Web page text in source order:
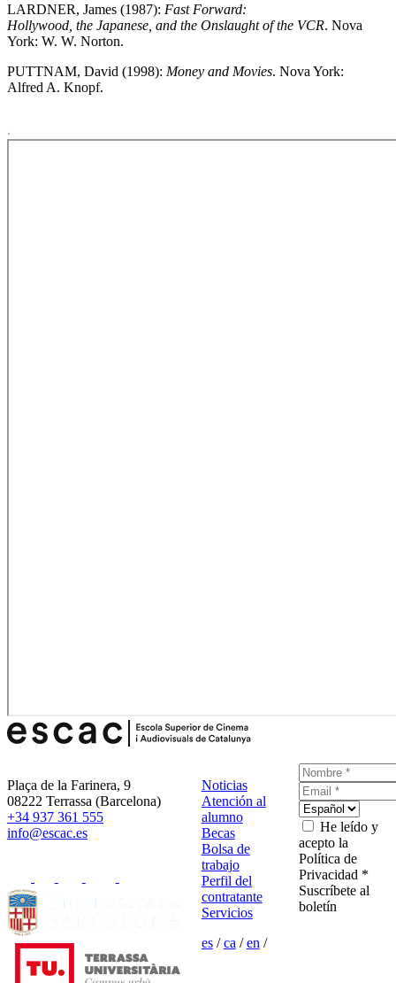
LARDNER, James (1987): Fast Forward:
Hollywood, the Japanese, and the Onslaught of the VCR. Nova
York: W. W. Norton.
PUTTNAM, David (1998): Money and Movies. Nova York:
Alfred A. Knopf.
Plaça de la Farinera, 9
08222 Terrassa (Barcelona)
+34 937 361 555
info@escac.es
Noticias
Atención al
alumno
Becas
Bolsa de
trabajo
Perfil del
contratante
Servicios
es/ca /en /
He leído y
acepto la
Política de
Privacidad *
Suscríbete al
boletín